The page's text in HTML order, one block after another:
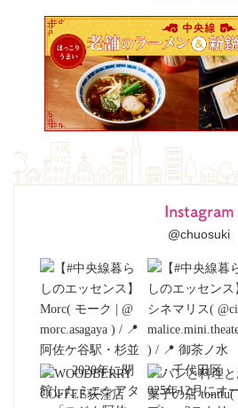
Instagram
@chuosuki